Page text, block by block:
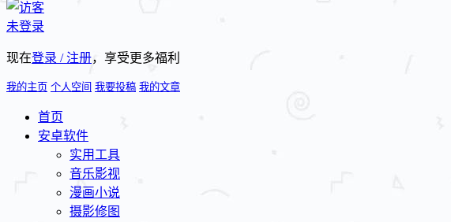
未登录
现在登录 / 注册，享受更多福利
我的主页 个人空间 我要投稿 我的文章
首页
安卓软件
实用工具
音乐影视
漫画小说
摄影修图